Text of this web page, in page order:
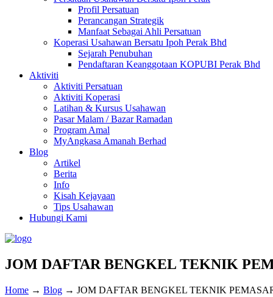
Profil Persatuan
Perancangan Strategik
Manfaat Sebagai Ahli Persatuan
Koperasi Usahawan Bersatu Ipoh Perak Bhd
Sejarah Penubuhan
Pendaftaran Keanggotaan KOPUBI Perak Bhd
Aktiviti
Aktiviti Persatuan
Aktiviti Koperasi
Latihan & Kursus Usahawan
Pasar Malam / Bazar Ramadan
Program Amal
MyAngkasa Amanah Berhad
Blog
Artikel
Berita
Info
Kisah Kejayaan
Tips Usahawan
Hubungi Kami
JOM DAFTAR BENGKEL TEKNIK
Home → Blog → JOM DAFTAR BENGKEL TEKNIK